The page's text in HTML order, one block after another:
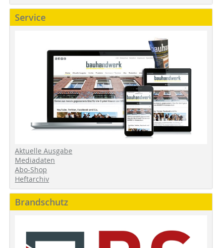
Service
Aktuelle Ausgabe
Mediadaten
Abo-Shop
Heftarchiv
Brandschutz